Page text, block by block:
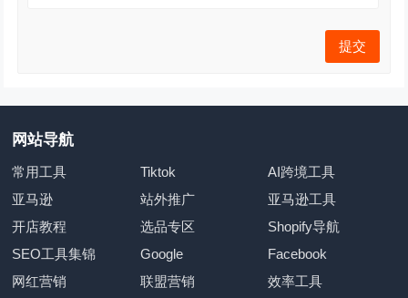
网站导航
常用工具 Tiktok
AI跨境工具
亚马逊
站外推广
亚马逊工具
开店教程
选品专区
Shopify导航
SEO工具集锦
Google
Facebook
网红营销
联盟营销
效率工具